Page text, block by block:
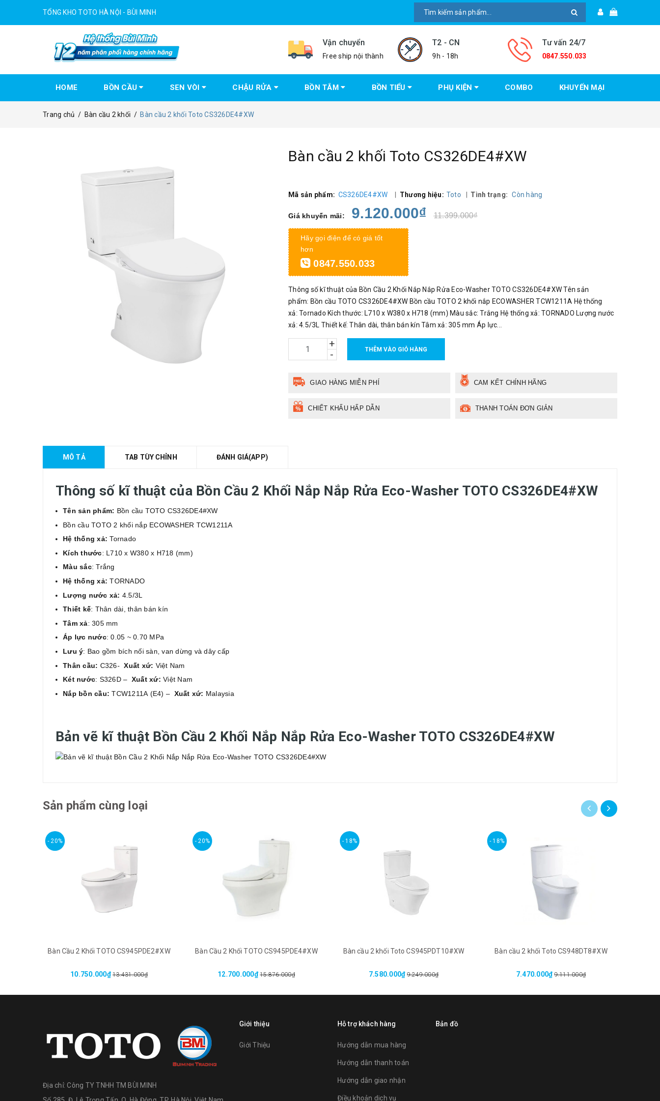
TỔNG KHO TOTO HÀ NỘI - BÙI MINH
Vận chuyển
Free ship nội thành
T2 - CN
9h - 18h
Tư vấn 24/7
0847.550.033
HOME BỒN CẦU SEN VÒI CHẬU RỬA BỒN TẮM BỒN TIỂU PHỤ KIỆN COMBO KHUYẾN MẠI
Trang chủ / Bàn cầu 2 khối / Bàn cầu 2 khối Toto CS326DE4#XW
Bàn cầu 2 khối Toto CS326DE4#XW
Mã sản phẩm: CS326DE4#XW Thương hiệu: Toto Tình trạng: Còn hàng
Giá khuyến mãi: 9.120.000₫ 11.399.000₫
Hãy gọi điện để có giá tốt
hơn
0847.550.033
Thông số kĩ thuật của Bồn Cầu 2 Khối Nắp Nắp Rửa Eco-Washer TOTO CS326DE4#XW Tên sản
phẩm: Bồn cầu TOTO CS326DE4#XW Bồn cầu TOTO 2 khối nắp ECOWASHER TCW1211A Hệ thống
xả: Tornado Kích thước: L710 x W380 x H718 (mm) Màu sắc: Trắng Hệ thống xả: TORNADO Lượng nước
xả: 4.5/3L Thiết kế: Thân dài, thân bán kín Tâm xả: 305 mm Áp lực...
+
-
THÊM VÀO GIỎ HÀNG
GIAO HÀNG MIỄN PHÍ CAM KẾT CHÍNH HÃNG
CHIẾT KHẤU HẤP DẪN THANH TOÁN ĐƠN GIẢN
MÔ TẢ TAB TÙY CHỈNH ĐÁNH GIÁ(APP)
Thông số kĩ thuật của Bồn Cầu 2 Khối Nắp Nắp Rửa Eco-Washer TOTO CS326DE4#XW
Tên sản phẩm: Bồn cầu TOTO CS326DE4#XW
Bồn cầu TOTO 2 khối nắp ECOWASHER TCW1211A
Hệ thống xả: Tornado
Kích thước: L710 x W380 x H718 (mm)
Màu sắc: Trắng
Hệ thống xả: TORNADO
Lượng nước xả: 4.5/3L
Thiết kế: Thân dài, thân bán kín
Tâm xả: 305 mm
Áp lực nước: 0.05 ~ 0.70 MPa
Lưu ý: Bao gồm bích nối sàn, van dừng và dây cấp
Thân cầu: C326- Xuất xứ: Việt Nam
Két nước: S326D – Xuất xứ: Việt Nam
Nắp bồn cầu: TCW1211A (E4) – Xuất xứ: Malaysia
Bản vẽ kĩ thuật Bồn Cầu 2 Khối Nắp Nắp Rửa Eco-Washer TOTO CS326DE4#XW
Sản phẩm cùng loại
- 20%
Bàn Cầu 2 Khối TOTO CS945PDE2#XW
10.750.000₫ 13.431.000₫
- 20%
Bàn Cầu 2 Khối TOTO CS945PDE4#XW
12.700.000₫ 15.876.000₫
- 18%
Bàn cầu 2 khối Toto CS945PDT10#XW
7.580.000₫ 9.249.000₫
- 18%
Bàn cầu 2 khối Toto CS948DT8#XW
7.470.000₫ 9.111.000₫
Địa chỉ:Công TY TNHH TM BÙI MINH
Giới thiệu
Giới Thiệu
Hỗ trợ khách hàng
Hướng dẫn mua hàng
Hướng dẫn thanh toán
Hướng dẫn giao nhận
Điều khoản dịch vụ
Bản đồ